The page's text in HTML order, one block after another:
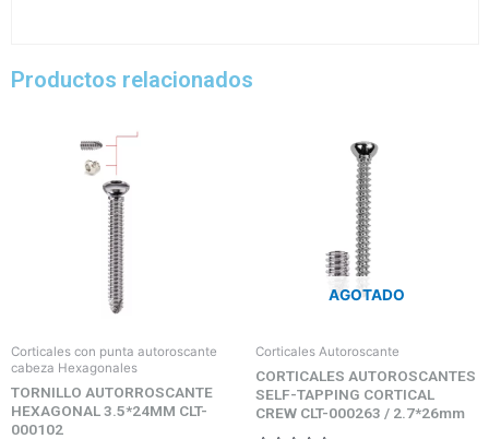
Productos relacionados
Corticales con punta autoroscante
cabeza Hexagonales
TORNILLO AUTORROSCANTE
HEXAGONAL 3.5*24MM CLT-
000102
AGOTADO
Corticales Autoroscante
CORTICALES AUTOROSCANTES
SELF-TAPPING CORTICAL
CREW CLT-000263 / 2.7*26mm